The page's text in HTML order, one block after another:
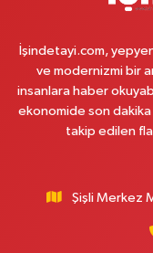
Plevne Eczanesi
Mevlana Mahallesi İbrahim
0 (212) 823 53 43
Siyavuşpaşa Mahallesi
İşindetayi.com,
ve modernizmi bir
insanlara haber
ekonomide son
takip edilen
Şişli Merkez